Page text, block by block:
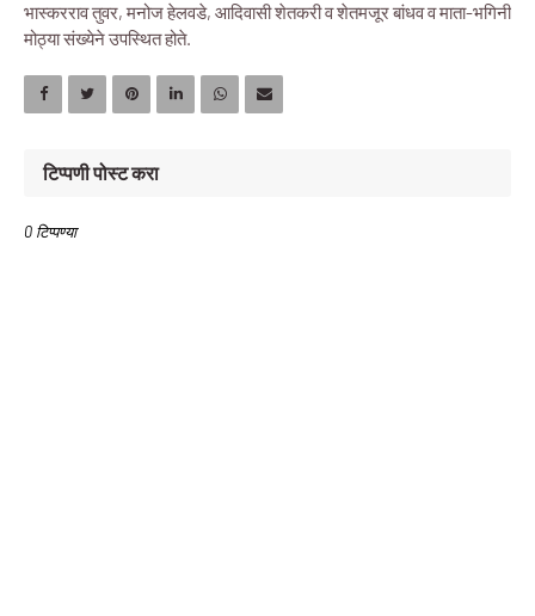
भास्करराव तुवर, मनोज हेलवडे, आदिवासी शेतकरी व शेतमजूर बांधव व माता-भगिनी
मोठ्या संख्येने उपस्थित होते.
टिप्पणी पोस्ट करा
0 टिप्पण्या